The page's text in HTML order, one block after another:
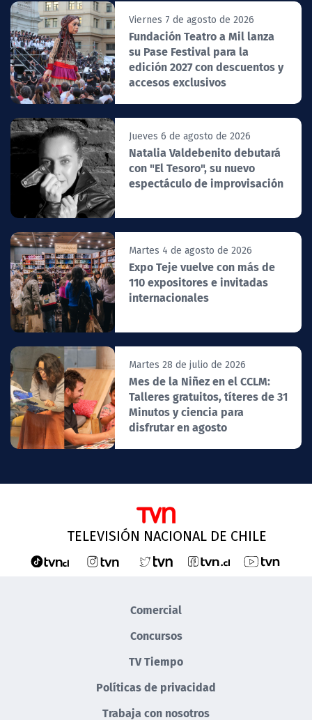
Viernes 7 de agosto de 2026
Fundación Teatro a Mil lanza
su Pase Festival para la
edición 2027 con descuentos y
accesos exclusivos
Jueves 6 de agosto de 2026
Natalia Valdebenito debutará
con "El Tesoro", su nuevo
espectáculo de improvisación
Martes 4 de agosto de 2026
Expo Teje vuelve con más de
110 expositores e invitadas
internacionales
Martes 28 de julio de 2026
Mes de la Niñez en el CCLM:
Talleres gratuitos, títeres de 31
Minutos y ciencia para
disfrutar en agosto
TELEVISIÓN NACIONAL DE CHILE
Comercial
Concursos
TV Tiempo
Políticas de privacidad
Trabaja con nosotros